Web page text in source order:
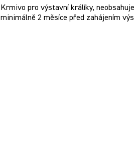
Krmivo pro výstavní králíky,
minimálně 2 měsíce před zahájením